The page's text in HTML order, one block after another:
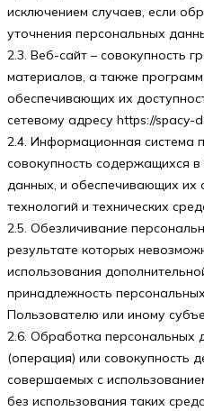
исключением случаев, если
уточнения персональных
2.3. Веб-сайт – совокупность
материалов, а также
обеспечивающих их
сетевому адресу https://spacy-
2.4. Информационная
совокупность содержащихся
данных, и обеспечивающих
технологий и технических
2.5. Обезличивание
результате которых
использования
принадлежность
Пользователю или иному
2.6. Обработка персональных
(операция) или совокупность
совершаемых с
без использования таких